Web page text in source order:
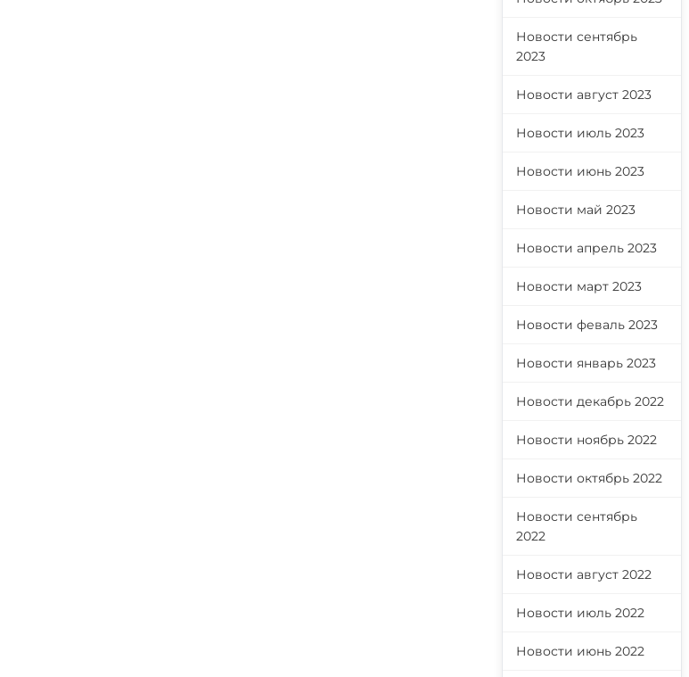
Новости сентябрь
2023
Новости август 2023
Новости июль 2023
Новости июнь 2023
Новости май 2023
Новости апрель 2023
Новости март 2023
Новости феваль 2023
Новости январь 2023
Новости декабрь 2022
Новости ноябрь 2022
Новости октябрь 2022
Новости сентябрь
2022
Новости август 2022
Новости июль 2022
Новости июнь 2022